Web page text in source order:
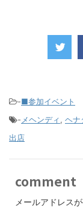
-■参加イベント
- メヘンディ, ヘナ
出店
comment
メールアドレス